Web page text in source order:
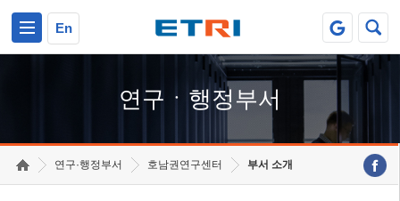
En
연구ㆍ행정부서
연구·행정부서 호남권연구센터 부서 소개